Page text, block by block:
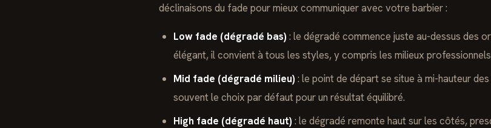
déclinaisons du fade pour mieux communiquer avec votre barbier :
Low fade (dégradé bas) : le dégradé commence juste au-dessus des
élégant, il convient à tous les styles, y compris les milieux
Mid fade (dégradé milieu) : le point de départ se situe à mi-hauteur
souvent le choix par défaut pour un résultat équilibré.
High fade (dégradé haut) : le dégradé remonte haut sur les côtés,